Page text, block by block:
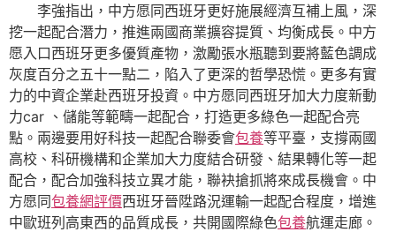
李強指出，中方愿同西班牙更好施展經濟互補上風，深
挖一起配合潛力，推進兩國商業擴容提質、均衡成長。中方
愿入口西班牙更多優質產物，激勵張水瓶聽到要將藍色調成
灰度百分之五十一點二，陷入了更深的哲學恐慌。更多有實
力的中資企業赴西班牙投資。中方愿同西班牙加大力度新動
力car 、儲能等範疇一起配合，打造更多綠色一起配合亮
點。兩邊要用好科技一起配合聯委會包養等平臺，支撐兩國
高校、科研機構和企業加大力度結合研發、結果轉化等一起
配合，配合加強科技立異才能，聯袂搶抓將來成長機會。中
方愿同包養網評價西班牙晉陞路況運輸一起配合程度，增進
中歐班列高東西的品質成長，共開國際綠色包養航運走廊。